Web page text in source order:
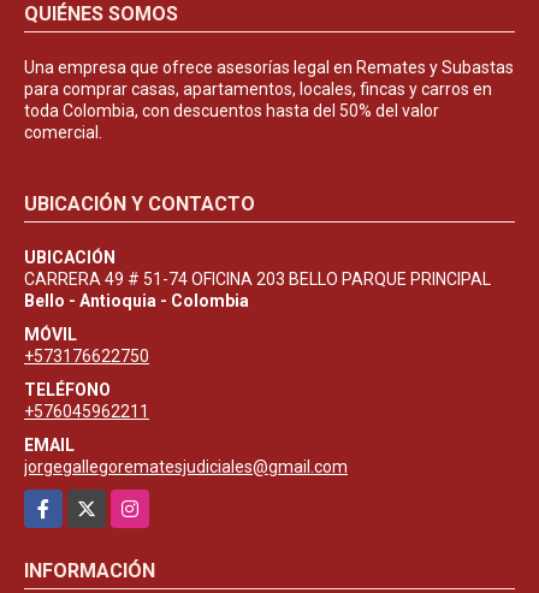
QUIÉNES SOMOS
Una empresa que ofrece asesorías legal en Remates y Subastas
para comprar casas, apartamentos, locales, fincas y carros en
toda Colombia, con descuentos hasta del 50% del valor
comercial.
UBICACIÓN Y CONTACTO
UBICACIÓN
CARRERA 49 # 51-74 OFICINA 203 BELLO PARQUE PRINCIPAL
Bello - Antioquia - Colombia
MÓVIL
+573176622750
TELÉFONO
+576045962211
EMAIL
jorgegallegorematesjudiciales@gmail.com
Facebook
Instagram
INFORMACIÓN